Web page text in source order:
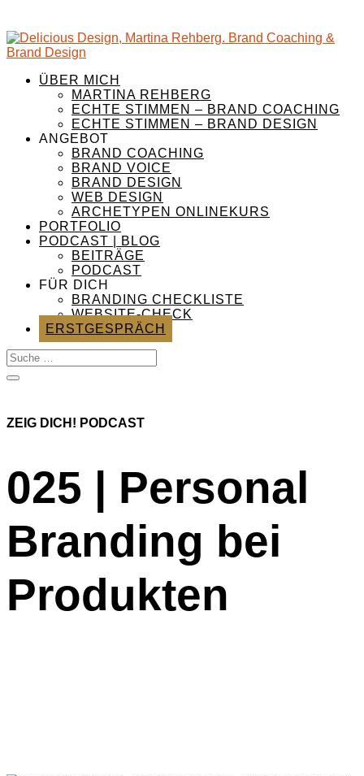
ÜBER MICH
MARTINA REHBERG
ECHTE STIMMEN – BRAND COACHING
ECHTE STIMMEN – BRAND DESIGN
ANGEBOT
BRAND COACHING
BRAND VOICE
BRAND DESIGN
WEB DESIGN
ARCHETYPEN ONLINEKURS
PORTFOLIO
PODCAST | BLOG
BEITRÄGE
PODCAST
FÜR DICH
BRANDING CHECKLISTE
WEBSITE-CHECK
ERSTGESPRÄCH
ZEIG DICH! PODCAST
025 | Personal
Branding bei
Produkten